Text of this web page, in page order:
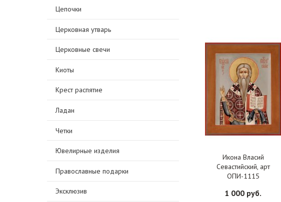
Цепочки
Церковная утварь
Церковные свечи
Киоты
Крест распятие
Ладан
Четки
Ювелирные изделия
Православные подарки
Эксклюзив
Икона Власий
Севастийский, арт
ОПИ-1115
1 000 руб.